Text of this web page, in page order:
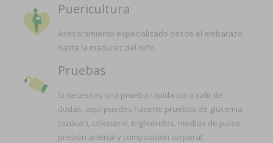
Puericultura
Asesoramiento especializado desde el embarazo
hasta la madurez del niño.
Pruebas
Si necesitas una prueba rápida para salir de
dudas, aquí puedes hacerte pruebas de glucemia
(azúcar), colesterol, triglicéridos, medida de pulso,
presión arterial y composición corporal.